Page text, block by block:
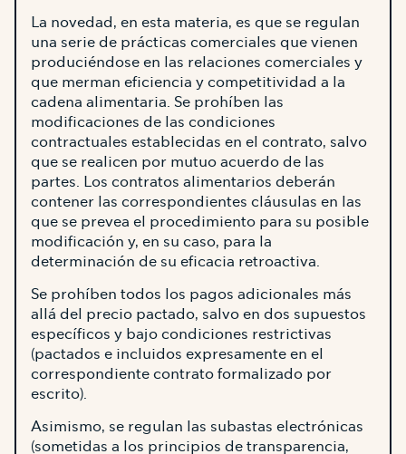
La novedad, en esta materia, es que se regulan
una serie de prácticas comerciales que vienen
produciéndose en las relaciones comerciales y
que merman eficiencia y competitividad a la
cadena alimentaria. Se prohíben las
modificaciones de las condiciones
contractuales establecidas en el contrato, salvo
que se realicen por mutuo acuerdo de las
partes. Los contratos alimentarios deberán
contener las correspondientes cláusulas en las
que se prevea el procedimiento para su posible
modificación y, en su caso, para la
determinación de su eficacia retroactiva.
Se prohíben todos los pagos adicionales más
allá del precio pactado, salvo en dos supuestos
específicos y bajo condiciones restrictivas
(pactados e incluidos expresamente en el
correspondiente contrato formalizado por
escrito).
Asimismo, se regulan las subastas electrónicas
(sometidas a los principios de transparencia,